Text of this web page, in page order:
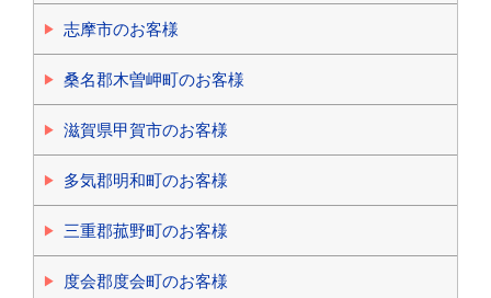
志摩市のお客様
桑名郡木曽岬町のお客様
滋賀県甲賀市のお客様
多気郡明和町のお客様
三重郡菰野町のお客様
度会郡度会町のお客様